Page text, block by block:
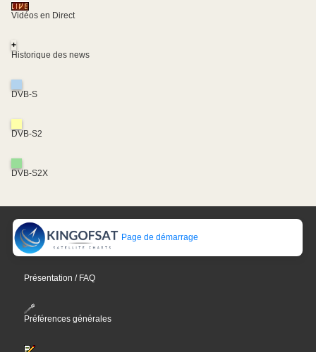
Vidéos en Direct
+
Historique des news
DVB-S
DVB-S2
DVB-S2X
Page de démarrage
Présentation / FAQ
Préférences générales